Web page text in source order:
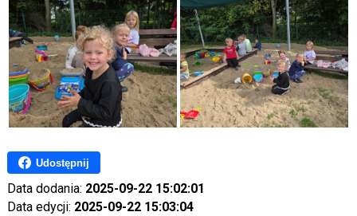
Udostępnij
Data dodania: 2025-09-22 15:02:01
Data edycji: 2025-09-22 15:03:04